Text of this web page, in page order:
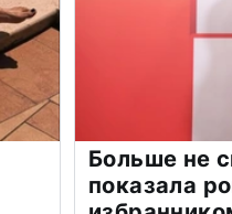
Больше не
показала